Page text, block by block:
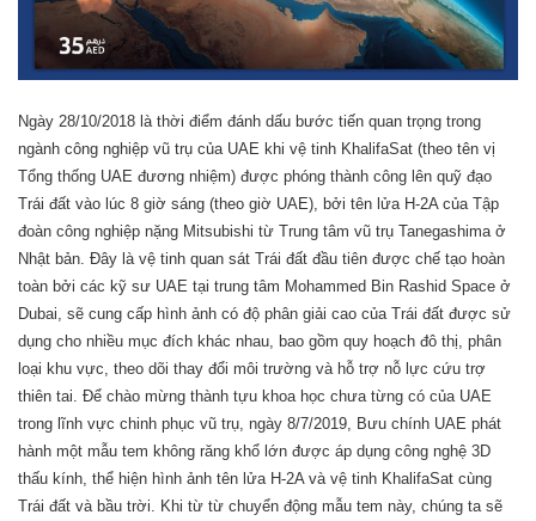
Ngày 28/10/2018 là thời điểm đánh dấu bước tiến quan trọng trong
ngành công nghiệp vũ trụ của UAE khi vệ tinh KhalifaSat (theo tên vị
Tổng thống UAE đương nhiệm) được phóng thành công lên quỹ đạo
Trái đất vào lúc 8 giờ sáng (theo giờ UAE), bởi tên lửa H-2A của Tập
đoàn công nghiệp nặng Mitsubishi từ Trung tâm vũ trụ Tanegashima ở
Nhật bản. Đây là vệ tinh quan sát Trái đất đầu tiên được chế tạo hoàn
toàn bởi các kỹ sư UAE tại trung tâm Mohammed Bin Rashid Space ở
Dubai, sẽ cung cấp hình ảnh có độ phân giải cao của Trái đất được sử
dụng cho nhiều mục đích khác nhau, bao gồm quy hoạch đô thị, phân
loại khu vực, theo dõi thay đổi môi trường và hỗ trợ nỗ lực cứu trợ
thiên tai. Để chào mừng thành tựu khoa học chưa từng có của UAE
trong lĩnh vực chinh phục vũ trụ, ngày 8/7/2019, Bưu chính UAE phát
hành một mẫu tem không răng khổ lớn được áp dụng công nghệ 3D
thấu kính, thể hiện hình ảnh tên lửa H-2A và vệ tinh KhalifaSat cùng
Trái đất và bầu trời. Khi từ từ chuyển động mẫu tem này, chúng ta sẽ